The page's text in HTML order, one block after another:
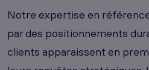
Notre expertise en
par des positionnements
clients apparaissent en